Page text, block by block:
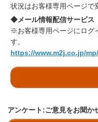
状況はお客様専用ページで
◆メール情報配信サービス
※お客様専用ページにログ
す。
https://www.m2j.co.jp/
アンケート:ご意見をお聞か